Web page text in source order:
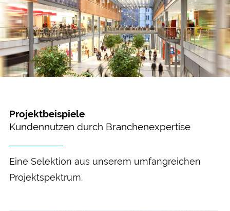
Projektbeispiele
Kundennutzen durch Branchenexpertise
Eine Selektion aus unserem umfangreichen
Projektspektrum.